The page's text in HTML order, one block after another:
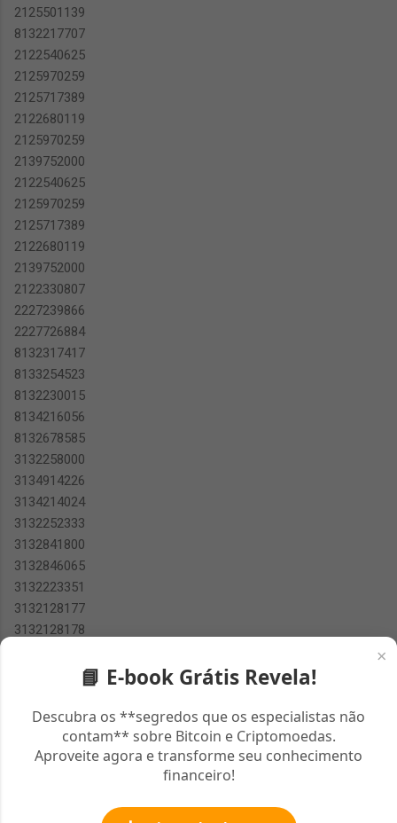
×
📘 E-book Grátis Revela!
Descubra os **segredos que os especialistas não
contam** sobre Bitcoin e Criptomoedas.
Aproveite agora e transforme seu conhecimento
financeiro!
2125501139
8132217707
2122540625
2125970259
2125717389
2122680119
2125970259
2139752000
2122540625
2125970259
2125717389
2122680119
2139752000
2122330807
2227239866
2227726884
8132317417
8133254523
8132230015
8134216056
8132678585
3132258000
3134914226
3134214024
3132252333
3132841800
3132846065
3132223351
3132128177
3132128178
3132223351
3132223351
2122540625
8132217707